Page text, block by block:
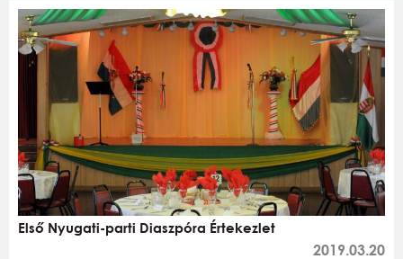
Első Nyugati-parti Diaszpóra Értekezlet
2019.03.20